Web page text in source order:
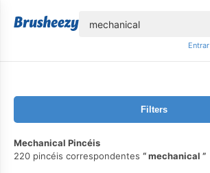
Entrar
Filters
Mechanical Pincéis
220 pincéis correspondentes
mechanical